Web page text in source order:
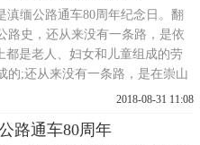
若干小组，带上各爱心企业捐赠
腿、月饼、羊毛被、...
滇缅公路通车80周年纪念日。翻
路史，还从来没有一条路，是依
都是老人、妇女和儿童组成的劳
的;还从来没有一条路，是在崇山
环境下，由民夫大多依靠原始劳
一条路，从修通后就成为当时中
2018-08-31 11:08
路通车80周年